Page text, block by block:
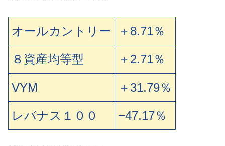
オールカントリー ＋8.71％
８資産均等型 ＋2.71％
VYM ＋31.79％
レバナス１００ −47.17％